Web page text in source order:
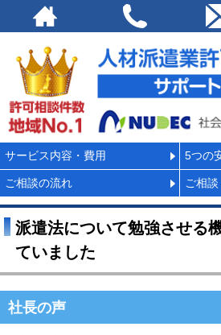
サービス内容・費用 5つの
ご相談の流れ ご相
派遣法について勉強させる
ていました
社長の声